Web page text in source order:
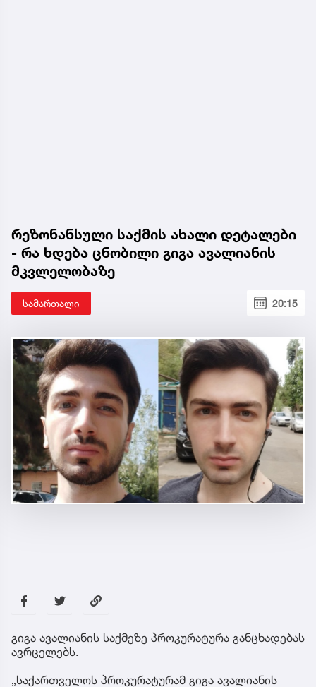
რეზონანსული საქმის ახალი დეტალები
- რა ხდება ცნობილი გიგა ავალიანის
მკვლელობაზე
სამართალი 20:15
გიგა ავალიანის საქმეზე პროკურატურა განცხადებას
ავრცელებს.
„საქართველოს პროკურატურამ გიგა ავალიანის